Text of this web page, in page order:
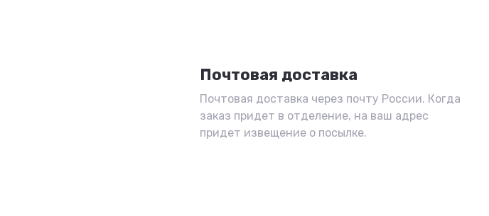
Почтовая доставка
Почтовая доставка через почту России. Когда
заказ придет в отделение, на ваш адрес
придет извещение о посылке.